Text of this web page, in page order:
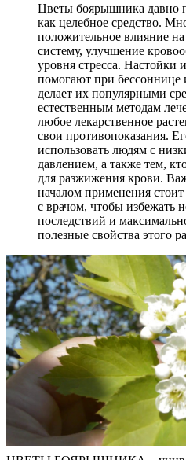
Цветы боярышника давно
как целебное средство.
положительное влияние
систему, улучшение
уровня стресса. Настойки
помогают при бессоннице
делает их популярными
естественным методам
любое лекарственное
свои противопоказания.
использовать людям с
давлением, а также тем,
для разжижения крови.
началом применения стоит
с врачом, чтобы избежать
последствий и
полезные свойства этого